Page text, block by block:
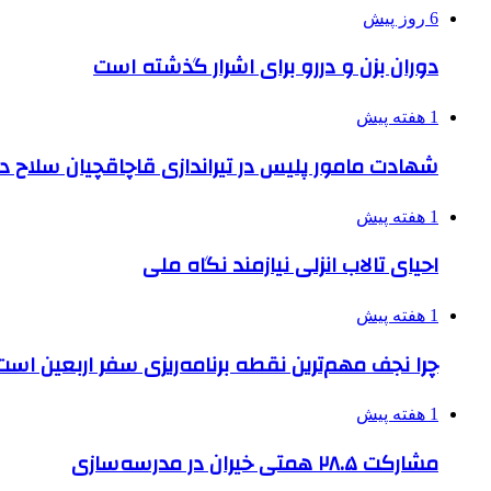
6 روز پیش
دوران بزن و دررو برای اشرار گذشته است
1 هفته پیش
شهادت مامور پلیس در تیراندازی قاچاقچیان سلاح
1 هفته پیش
احیای تالاب انزلی نیازمند نگاه ملی
1 هفته پیش
چرا نجف مهم‌ترین نقطه برنامه‌ریزی سفر اربعین
1 هفته پیش
مشارکت ۲۸.۵ همتی خیران در مدرسه‌سازی